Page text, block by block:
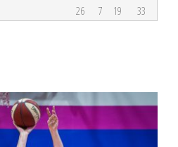
26 7 19 33